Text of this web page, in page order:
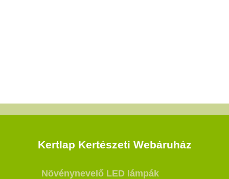
Kertlap Kertészeti Webáruház
Növénynevelő LED lámpák